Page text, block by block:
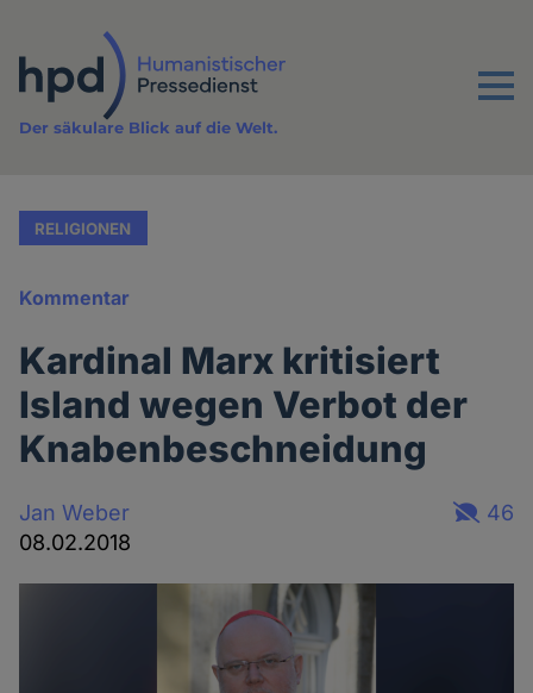
Inhalt
Menu
Der säkulare Blick auf die Welt.
RELIGIONEN
Kommentar
Kardinal Marx kritisiert
Island wegen Verbot der
Knabenbeschneidung
Jan Weber
08.02.2018
46